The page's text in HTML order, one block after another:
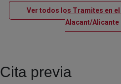
Ver todos los Tramites en
Alacant/Alicante
Cita previa